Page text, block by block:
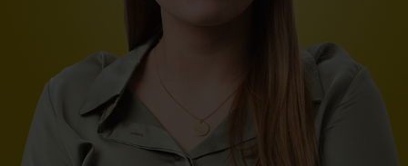
Werken bij P5COM
Alle consultancy vacatures
Traineeship Consultancy
Contact